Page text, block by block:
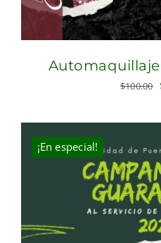
$100.00
¡En especial!